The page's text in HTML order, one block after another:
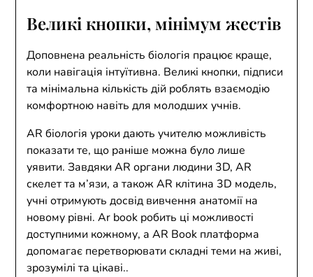
Великі кнопки, мінімум жестів
Доповнена реальність біологія працює краще,
коли навігація інтуїтивна. Великі кнопки, підписи
та мінімальна кількість дій роблять взаємодію
комфортною навіть для молодших учнів.
AR біологія уроки дають учителю можливість
показати те, що раніше можна було лише
уявити. Завдяки AR органи людини 3D, AR
скелет та м’язи, а також AR клітина 3D модель,
учні отримують досвід вивчення анатомії на
новому рівні. Ar book робить ці можливості
доступними кожному, а AR Book платформа
допомагає перетворювати складні теми на живі,
зрозумілі та цікаві..